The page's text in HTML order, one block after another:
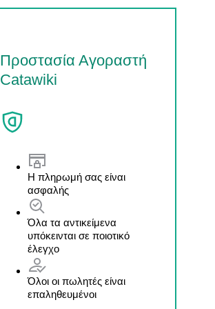
Προστασία Αγοραστή
Catawiki
Η πληρωμή σας είναι
ασφαλής
Όλα τα αντικείμενα
υπόκεινται σε ποιοτικό
έλεγχο
Όλοι οι πωλητές είναι
επαληθευμένοι